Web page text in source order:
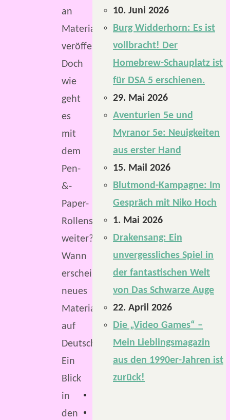
an
Material
veröffentlicht.
Doch
wie
geht
es
mit
dem
Pen-
&-
Paper-
Rollenspiel
weiter?
Wann
erscheint
neues
Material
auf
Deutsch?
Ein
Blick
in
den
10. Juni 2026
Burg Widderhorn: Es ist
vollbracht! Der
Homebrew-Schauplatz ist
für DSA 5 erschienen.
29. Mai 2026
Aventurien 5e und
Myranor 5e: Neuigkeiten
aus erster Hand
15. Mail 2026
Blutmond-Kampagne: Im
Gespräch mit Niko Hoch
1. Mai 2026
Drakensang: Ein
unvergessliches Spiel in
der fantastischen Welt
von Das Schwarze Auge
22. April 2026
Die „Video Games“ –
Mein Lieblingsmagazin
aus den 1990er-Jahren ist
zurück!